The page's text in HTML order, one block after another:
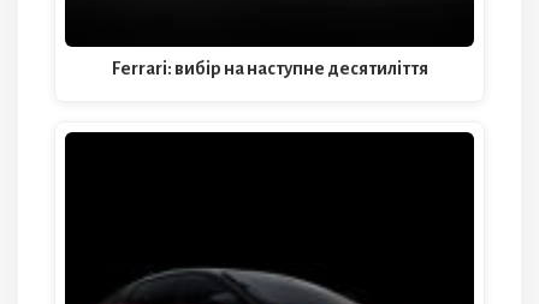
Ferrari: вибір на наступне десятиліття